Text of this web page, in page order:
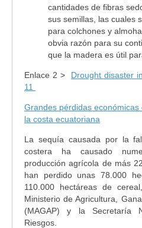
cantidades de fibras
sus semillas, las cuales
para colchones y
obvia razón para su
que la madera es útil
Enlace 2 > Drought disaster
11
Grandes pérdidas
la costa ecuatoriana
La sequía causada por la
costera ha causado
producción agrícola de más
han perdido unas 78.000
110.000 hectáreas de
Ministerio de Agricultura,
(MAGAP) y la Secretaría
Riesgos.